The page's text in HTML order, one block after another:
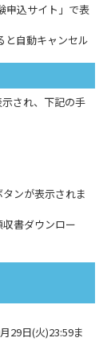
申込サイト」で表
自動キャンセル
され、下記の手
ンが表示されま
書ダウンロー
29日(火)23:59ま